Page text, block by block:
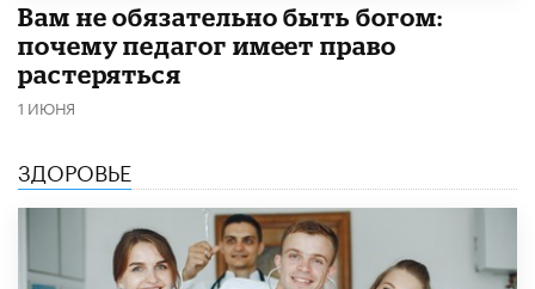
​Вам не обязательно быть богом:
почему педагог имеет право
растеряться
1 ИЮНЯ
ЗДОРОВЬЕ